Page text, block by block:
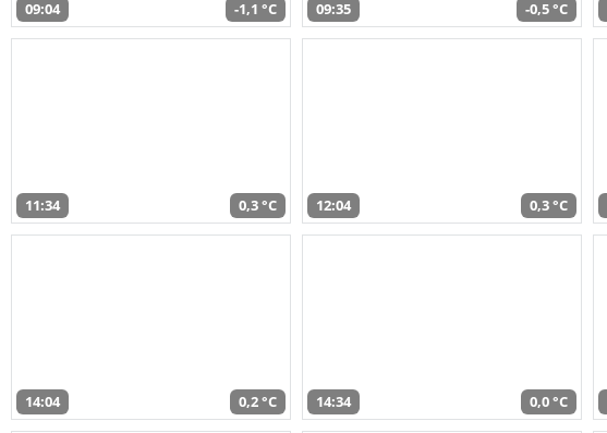
09:04 -1,1 °C 09:35 -0,5 °C
11:34 0,3 °C 12:04 0,3 °C
14:04 0,2 °C 14:34 0,0 °C